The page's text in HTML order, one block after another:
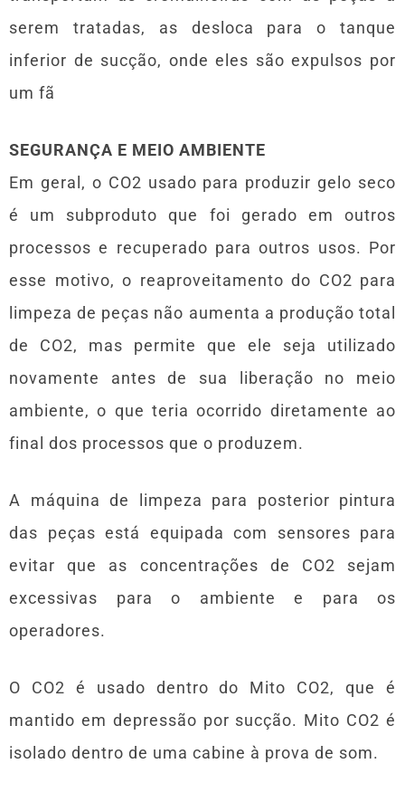
serem tratadas, as desloca para o tanque
inferior de sucção, onde eles são expulsos por
um fã
SEGURANÇA E MEIO AMBIENTE
Em geral, o CO2 usado para produzir gelo seco
é um subproduto que foi gerado em outros
processos e recuperado para outros usos. Por
esse motivo, o reaproveitamento do CO2 para
limpeza de peças não aumenta a produção total
de CO2, mas permite que ele seja utilizado
novamente antes de sua liberação no meio
ambiente, o que teria ocorrido diretamente ao
final dos processos que o produzem.
A máquina de limpeza para posterior pintura
das peças está equipada com sensores para
evitar que as concentrações de CO2 sejam
excessivas para o ambiente e para os
operadores.
O CO2 é usado dentro do Mito CO2, que é
mantido em depressão por sucção. Mito CO2 é
isolado dentro de uma cabine à prova de som.